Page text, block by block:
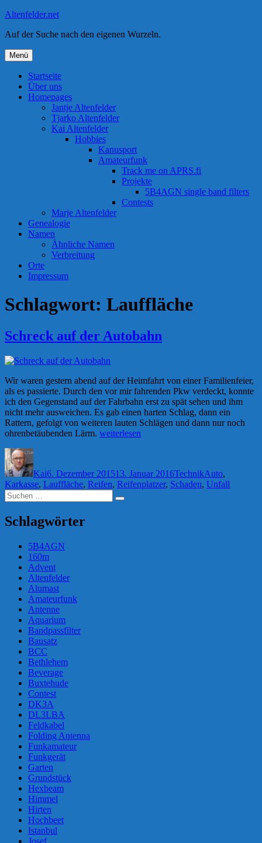
Zum
springen
Altenfelder.net
Auf der Suche nach den eigenen Wurzeln.
Menü
Startseite
Über uns
Homepages
Jantje Altenfelder
Tjarko Altenfelder
Kai Altenfelder
Hobbies
Kanusport
Amateurfunk
Track me on APRS.fi
Projekte
5B4AGN single band filters
Contests
Marje Altenfelder
Genealogie
Namen
Ähnliche Namen
Verbreitung
Orte
Impressum
Schlagwort: Lauffläche
Schreck auf der Autobahn
Wir waren gestern abend auf der Heimfahrt von einer Familienfeier,
als es passierte. Durch den vor mir fahrenden Pkw verdeckt, konnte
ich den Gegenstand auf der Fahrbahn erst zu spät sehen und ihm
nicht mehr ausweichen. Es gab einen harten Schlag, dann ein
Rattern, gefolgt von weiteren lauten Schlägen und dann nur noch
ohrenbetäubenden Lärm. „Schreck
weiterlesen
Autor
Kai6. Dezember 201513. Januar 2016TechnikAuto,
Karkasse, Lauffläche, Reifen, Reifenplatzer, Schaden, Unfall
Suchen
nach:
Suchen
Schlagwörter
5B4AGN
160m
Advent
Altenfelder
Alumast
Amateurfunk
Antenne
Aquarium
Bandpassfilter
Bausatz
BCC
Bethlehem
Beverage
Buxtehude
Contest
DK3A
DL3LBA
Feldkabel
Folding Antenna
Funkamateur
Funkgerät
Garten
Grundstück
Hexbeam
Himmel
Hirten
Hochbeet
Istanbul
Josef